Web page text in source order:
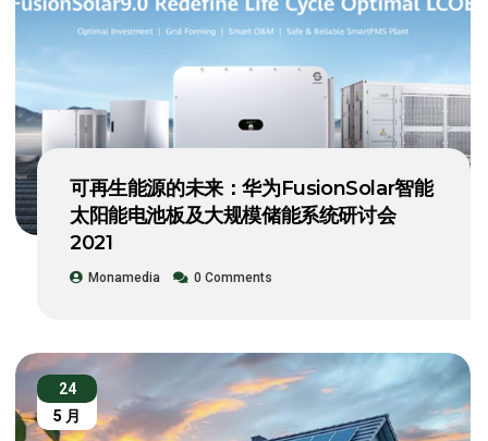
可再生能源的未来：华为FusionSolar智能
太阳能电池板及大规模储能系统研讨会
2021
Monamedia 0 Comments
24
5 月